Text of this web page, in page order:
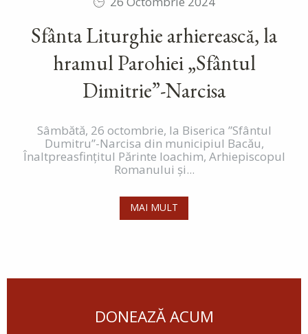
Sfânta Liturghie arhierească, la
hramul Parohiei „Sfântul
Dimitrie”-Narcisa
Sâmbătă, 26 octombrie, la Biserica ”Sfântul
Dumitru”-Narcisa din municipiul Bacău,
Înaltpreasfințitul Părinte Ioachim, Arhiepiscopul
Romanului și...
MAI MULT
DONEAZĂ ACUM